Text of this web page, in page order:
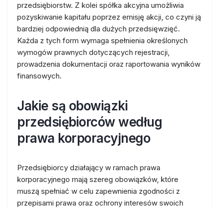
przedsiębiorstw. Z kolei spółka akcyjna umożliwia
pozyskiwanie kapitału poprzez emisję akcji, co czyni ją
bardziej odpowiednią dla dużych przedsięwzięć.
Każda z tych form wymaga spełnienia określonych
wymogów prawnych dotyczących rejestracji,
prowadzenia dokumentacji oraz raportowania wyników
finansowych.
Jakie są obowiązki
przedsiębiorców według
prawa korporacyjnego
Przedsiębiorcy działający w ramach prawa
korporacyjnego mają szereg obowiązków, które
muszą spełniać w celu zapewnienia zgodności z
przepisami prawa oraz ochrony interesów swoich